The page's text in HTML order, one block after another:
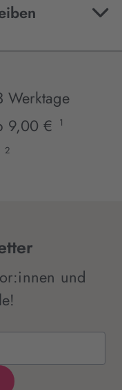
Werktage
9,00 €
1
2
und